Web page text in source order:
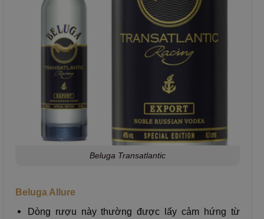
Beluga Transatlantic
Beluga Allure
Dòng rượu này thường được lấy cảm hứng từ